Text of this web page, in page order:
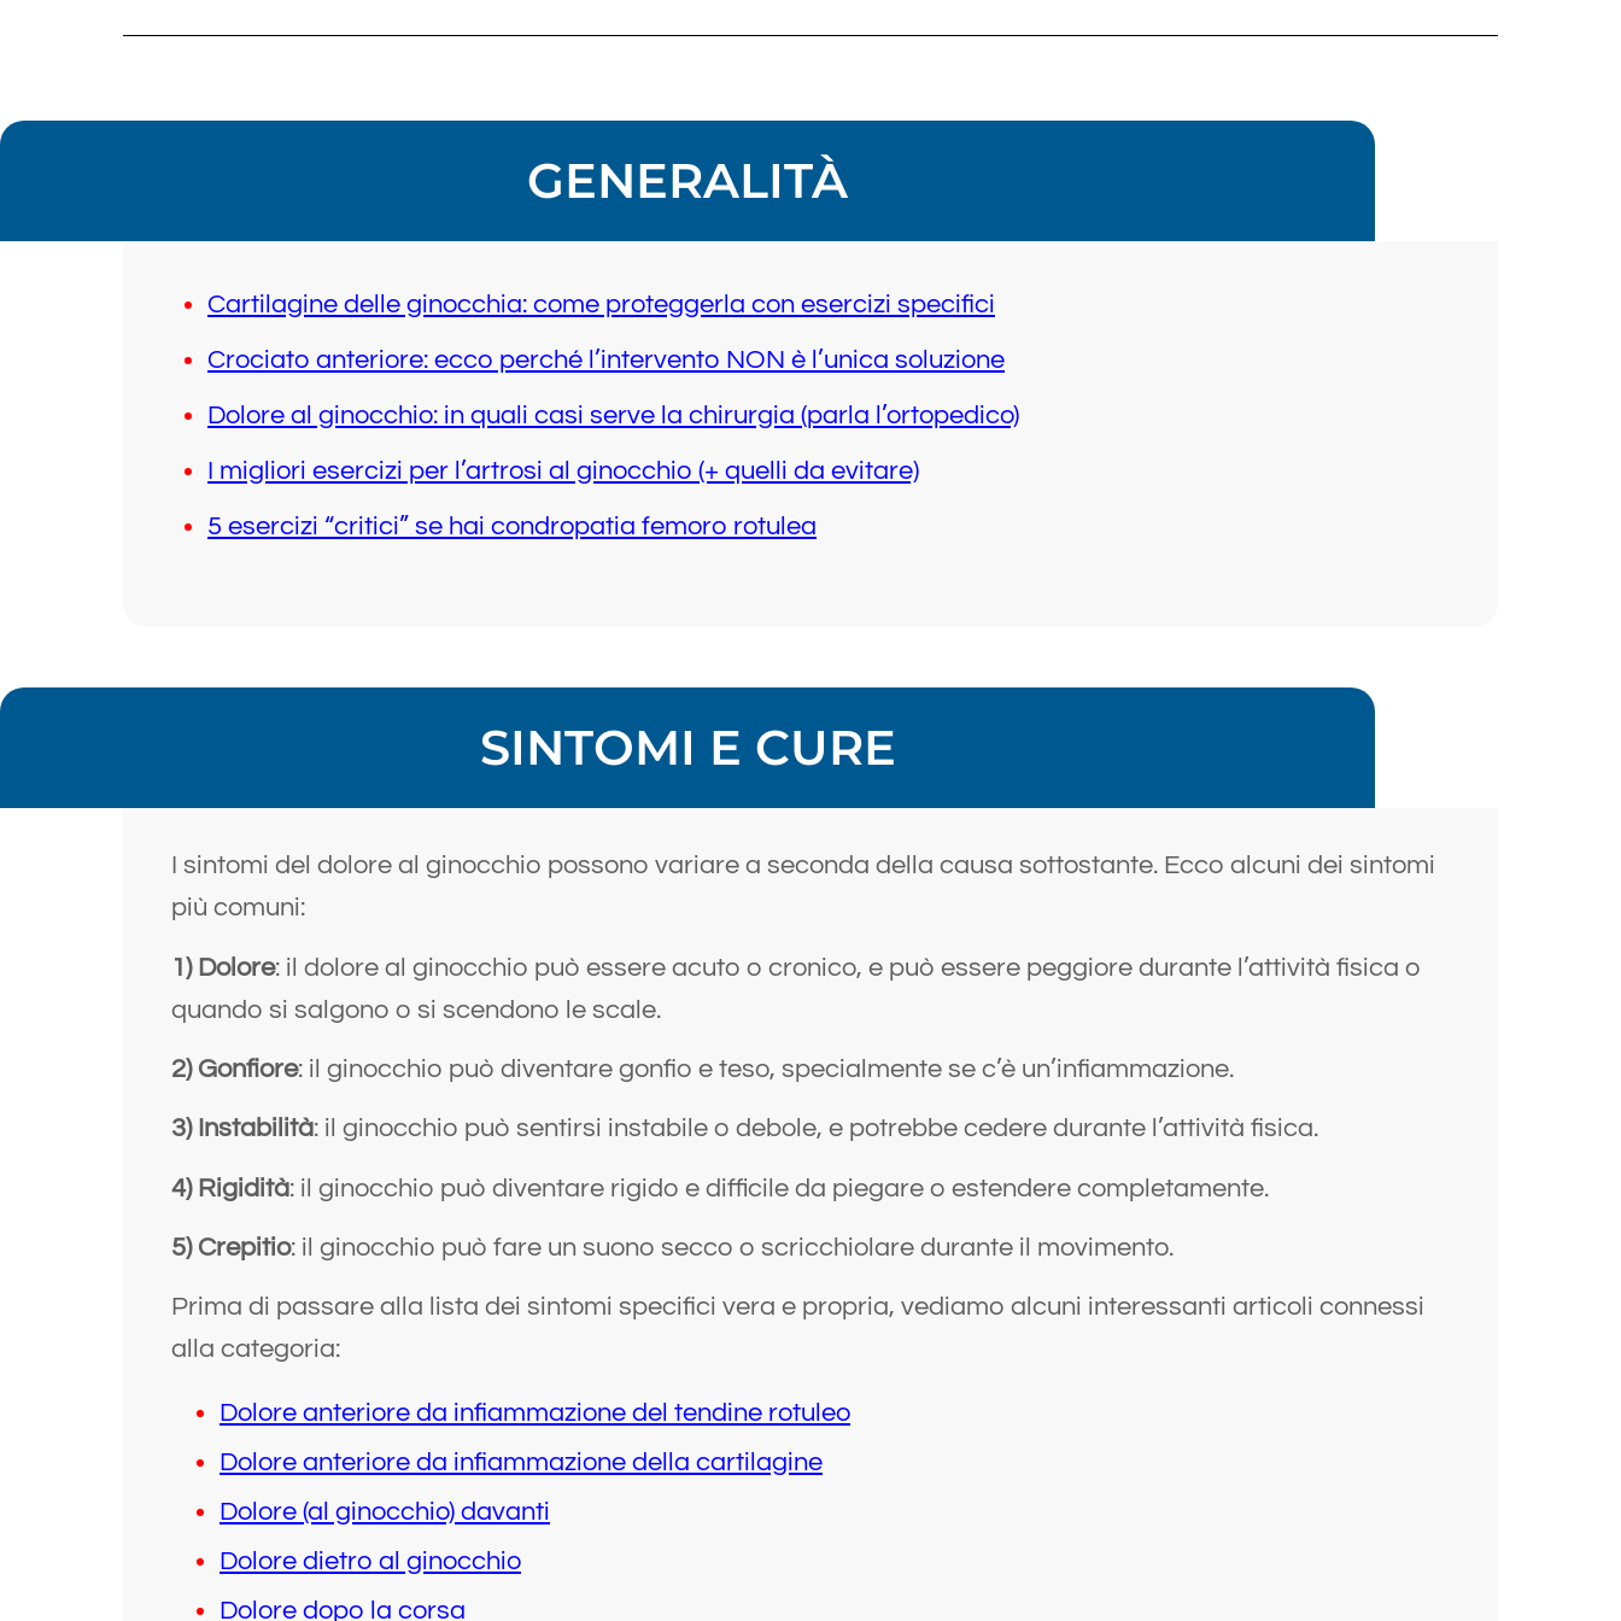
GENERALITÀ
Cartilagine delle ginocchia: come proteggerla con esercizi specifici
Crociato anteriore: ecco perché l’intervento NON è l’unica soluzione
Dolore al ginocchio: in quali casi serve la chirurgia (parla l’ortopedico)
I migliori esercizi per l’artrosi al ginocchio (+ quelli da evitare)
5 esercizi “critici” se hai condropatia femoro rotulea
SINTOMI E CURE
I sintomi del dolore al ginocchio possono variare a seconda della causa sottostante. Ecco alcuni dei sintomi
più comuni:
1) Dolore: il dolore al ginocchio può essere acuto o cronico, e può essere peggiore durante l’attività fisica o
quando si salgono o si scendono le scale.
2) Gonfiore: il ginocchio può diventare gonfio e teso, specialmente se c’è un’infiammazione.
3) Instabilità: il ginocchio può sentirsi instabile o debole, e potrebbe cedere durante l’attività fisica.
4) Rigidità: il ginocchio può diventare rigido e difficile da piegare o estendere completamente.
5) Crepitio: il ginocchio può fare un suono secco o scricchiolare durante il movimento.
Prima di passare alla lista dei sintomi specifici vera e propria, vediamo alcuni interessanti articoli connessi
alla categoria:
Dolore anteriore da infiammazione del tendine rotuleo
Dolore anteriore da infiammazione della cartilagine
Dolore (al ginocchio) davanti
Dolore dietro al ginocchio
Dolore dopo la corsa